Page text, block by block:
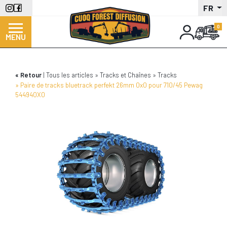
Aller
au
contenu
principal
FR
MENU
Retour Tous les articles Tracks et Chaînes
Tracks
Paire de tracks bluetrack perfekt 26mm 0x0 pour 710/45 Pewag
544940X0